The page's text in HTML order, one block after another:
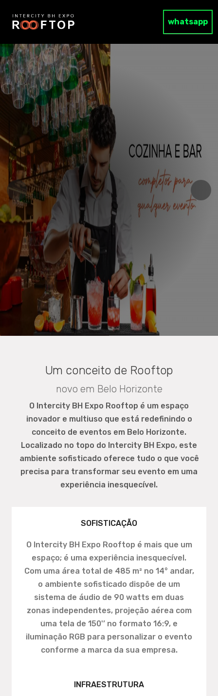
whatsapp
Um conceito de Rooftop
novo em Belo Horizonte
O Intercity BH Expo Rooftop é um espaço
inovador e multiuso que está redefinindo o
conceito de eventos em Belo Horizonte.
Localizado no topo do Intercity BH Expo, este
ambiente sofisticado oferece tudo o que você
precisa para transformar seu evento em uma
experiência inesquecível.
SOFISTICAÇÃO
O Intercity BH Expo Rooftop é mais que um
espaço; é uma experiência inesquecível.
Com uma área total de 485 m² no 14° andar,
o ambiente sofisticado dispõe de um
sistema de áudio de 90 watts em duas
zonas independentes, projeção aérea com
uma tela de 150'’ no formato 16:9, e
iluminação RGB para personalizar o evento
conforme a marca da sua empresa.
INFRAESTRUTURA